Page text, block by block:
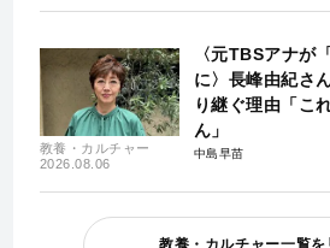
教養・カルチャー
2026.08.06
〈元TBSアナが
に〉長峰由紀さ
り継ぐ理由「こ
ん」
中島早苗